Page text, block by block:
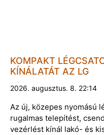
KOMPAKT
KÍNÁLATÁT AZ LG
2026. augusztus. 8. 22:14
Az új, közepes nyomású
rugalmas telepítést,
vezérlést kínál lakó- és